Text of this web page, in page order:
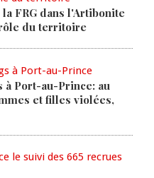
FRG dans l'Artibonite
du territoire
à Port-au-Prince: au
et filles violées,